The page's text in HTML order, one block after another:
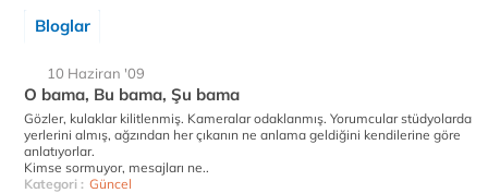
Bloglar
10 Haziran '09
O bama, Bu bama, Şu bama
Gözler, kulaklar kilitlenmiş. Kameralar odaklanmış. Yorumcular stüdyolarda
yerlerini almış, ağzından her çıkanın ne anlama geldiğini kendilerine göre
anlatıyorlar.
Kimse sormuyor, mesajları ne..
Kategori : Güncel